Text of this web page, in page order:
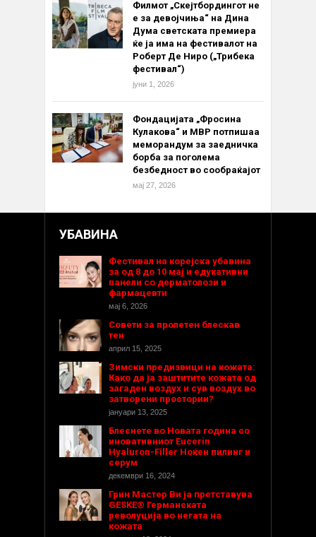
Филмот „Скејтбордингот не
е за девојчиња“ на Дина
Дума светската премиера
ќе ја има на фестивалот на
Роберт Де Ниро („Трибека
фестивал“)
јуни 1, 2026
Фондацијата „Фросина
Кулакова“ и МВР потпишаа
меморандум за заедничка
борба за поголема
безбедност во сообраќајот
мај 27, 2026
УБАВИНА
Фестивал на корејска убавина
за од 8 до 10 мај и едукативни
панели со дерматолози и
фармацевти
мај 6, 2026
Совети за пролетен блескав
тен
април 15, 2025
Зимски предизвици на кожата:
Како да ја заштитите кожата од
загаден воздух и сув воздух во
затворени простории?
јануари 13, 2025
Блеснете во Новата година со
иновативниот Eucerin
Hyaluron-Filler Ноќен пилинг и
серум
декември 16, 2024
Грин Мастер Ви ја претставува
GESKE® Германската
револуција во негата на
кожата